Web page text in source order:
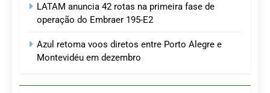
LATAM anuncia 42 rotas na primeira fase de
operação do Embraer 195-E2
Azul retoma voos diretos entre Porto Alegre e
Montevidéu em dezembro